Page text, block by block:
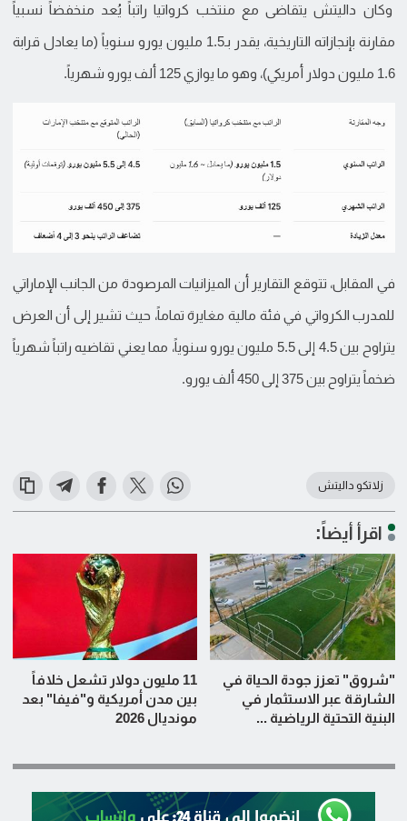
وكان داليتش يتقاضى مع منتخب كرواتيا راتباً يُعد منخفضاً نسبياً
مقارنة بإنجازاته التاريخية، يقدر بـ1.5 مليون يورو سنوياً (ما يعادل قرابة
1.6 مليون دولار أمريكي)، وهو ما يوازي 125 ألف يورو شهرياً.
في المقابل، تتوقع التقارير أن الميزانيات المرصودة من الجانب الإماراتي
للمدرب الكرواتي في فئة مالية مغايرة تماماً، حيث تشير إلى أن العرض
يتراوح بين 4.5 إلى 5.5 مليون يورو سنوياً، مما يعني تقاضيه راتباً شهرياً
ضخماً يتراوح بين 375 إلى 450 ألف يورو.
زلاتكو داليتش
اقرأ أيضاً:
"شروق" تعزز جودة الحياة في
الشارقة عبر الاستثمار في
البنية التحتية الرياضية ...
11 مليون دولار تشعل خلافاً
بين مدن أمريكية و"فيفا" بعد
مونديال 2026